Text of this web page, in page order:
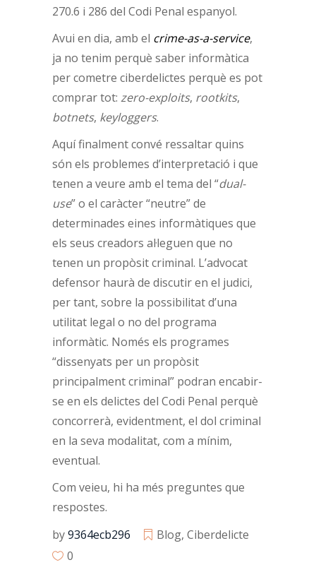
270.6 i 286 del Codi Penal espanyol.
Avui en dia, amb el crime-as-a-service,
ja no tenim perquè saber informàtica
per cometre ciberdelictes perquè es pot
comprar tot: zero-exploits, rootkits,
botnets, keyloggers.
Aquí finalment convé ressaltar quins
són els problemes d’interpretació i que
tenen a veure amb el tema del “dual-
use” o el caràcter “neutre” de
determinades eines informàtiques que
els seus creadors al·leguen que no
tenen un propòsit criminal. L’advocat
defensor haurà de discutir en el judici,
per tant, sobre la possibilitat d’una
utilitat legal o no del programa
informàtic. Només els programes
“dissenyats per un propòsit
principalment criminal” podran encabir-
se en els delictes del Codi Penal perquè
concorrerà, evidentment, el dol criminal
en la seva modalitat, com a mínim,
eventual.
Com veieu, hi ha més preguntes que
respostes.
by9364ecb296 Blog, Ciberdelicte
0